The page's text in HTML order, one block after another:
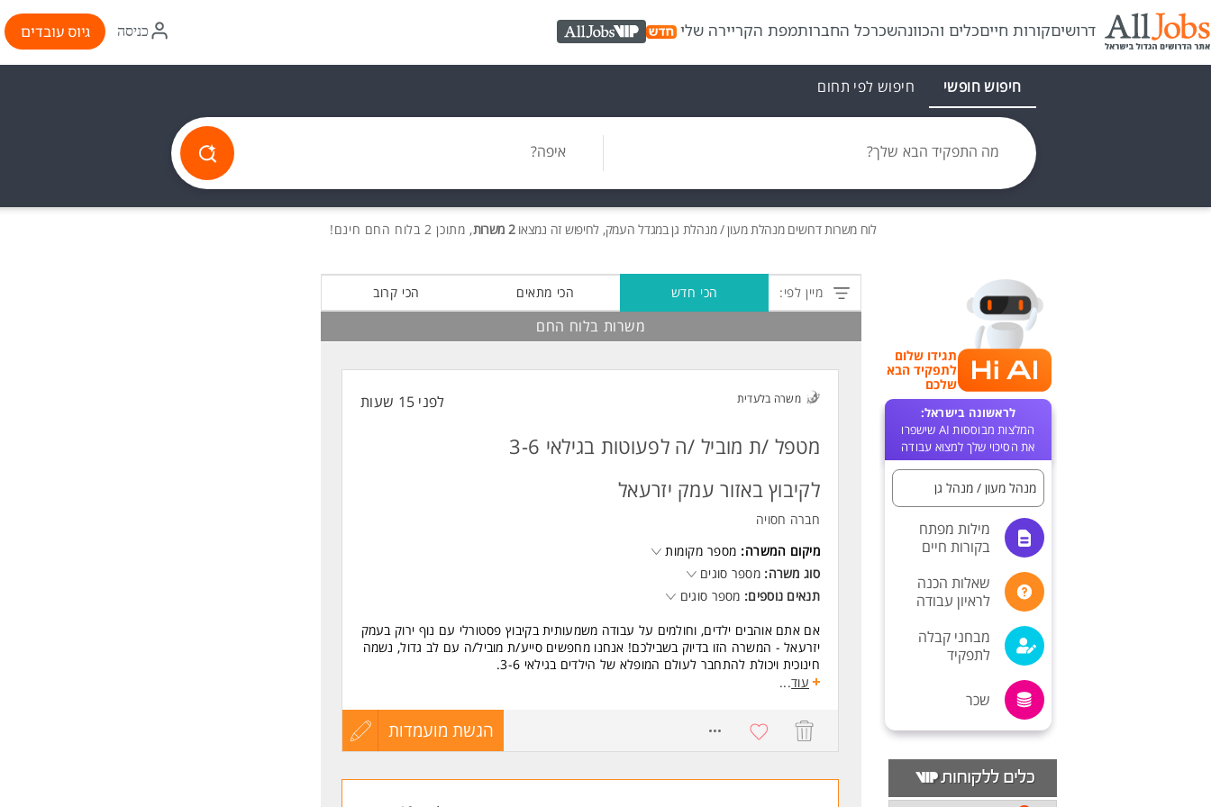
דרושיםקורות חייםכלים והכוונהשכרכל החברותמפת הקריירה שלי AllJobs VIP
איקון
התחברות
כניסה גיוס עובדים
חיפוש חופשי חיפוש לפי תחום
מה התפקיד הבא שלך? איפה?
לוח משרותדרושים מנהלת מעון / מנהלת גן במגדל העמק, לחיפוש זה נמצאו2 משרות , מתוכן 2 בלוח החם חינם!
תגידו שלום
לתפקיד הבא
שלכם
לראשונה בישראל:
המלצות מבוססות AI שישפרו
את הסיכוי שלך למצוא עבודה
מנהל מעון / מנהל גן
מילות מפתח
בקורות חיים
שאלות הכנה
לראיון עבודה
מבחני קבלה
לתפקיד
שכר
מיין לפי: הכי חדש הכי מתאים הכי קרוב
משרות בלוח החם
משרה בלעדית לפני 15 שעות
מטפל /ת מוביל /ה לפעוטות בגילאי 3-6
לקיבוץ באזור עמק יזרעאל
חברה חסויה
מיקום המשרה: מספר מקומות
סוג משרה: מספר סוגים
תנאים נוספים: מספר סוגים
אם אתם אוהבים ילדים, וחולמים על עבודה משמעותית בקיבוץ פסטורלי עם נוף ירוק בעמק
יזרעאל - המשרה הזו בדיוק בשבילכם! אנחנו מחפשים סייע/ת מוביל/ה עם לב גדול, נשמה
חינוכית ויכולת להתחבר לעולם המופלא של הילדים בגילאי 3-6.
הצטרפו לצוות החינוכי שלנו ותיהנו מעבודה מלאת משמעות באווירה משפחתית, תומכת
- תובילו קבוצת פעוטות
- תנהלו קשר רציף מול הורים
עוד...
הגשת מועמדות
עדכון